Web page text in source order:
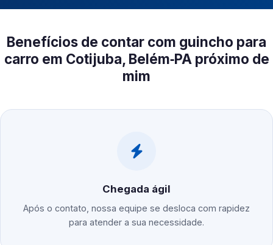
Benefícios de contar com guincho para
carro em Cotijuba, Belém‑PA próximo de
mim
Chegada ágil
Após o contato, nossa equipe se desloca com rapidez
para atender a sua necessidade.